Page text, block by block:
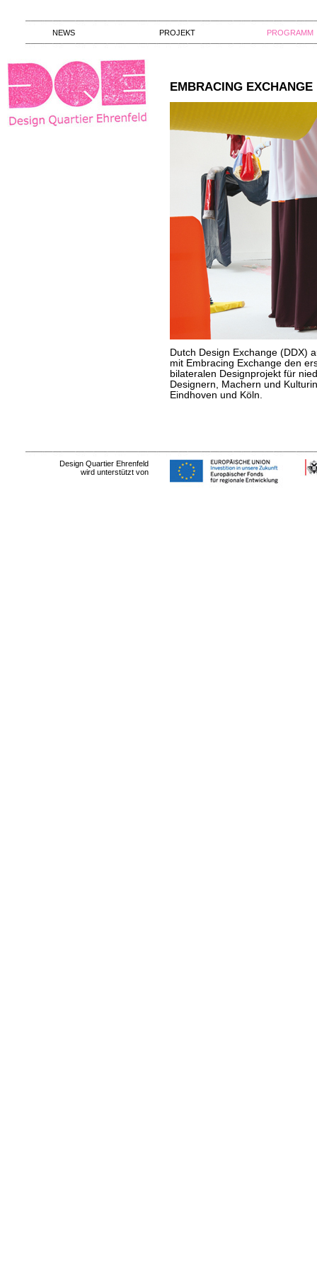
NEWS PROJEKT PROGRAMM
EMBRACING EXCHANGE
Dutch Design Exchange (DDX)
mit Embracing Exchange den
bilateralen Designprojekt für
Designern, Machern und
Eindhoven und Köln.
Design Quartier Ehrenfeld
wird unterstützt von